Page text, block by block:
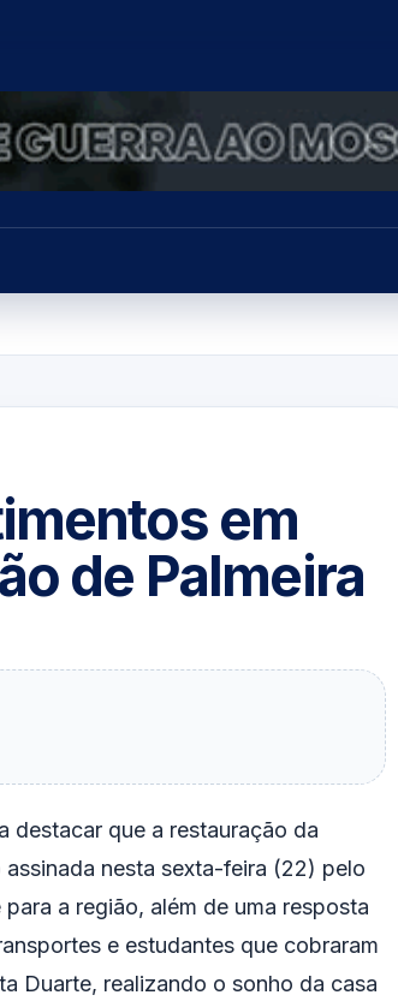
em
de Palmeira
destacar que a restauração da
nesta sexta-feira (22) pelo
a região, além de uma resposta
e estudantes que cobraram
Duarte, realizando o sonho da casa